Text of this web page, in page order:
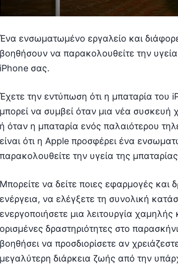
Ένα ενσωματωμένο εργαλείο και
βοηθήσουν να παρακολουθείτε την
iPhone σας.
Έχετε την εντύπωση ότι η μπαταρία του
μπορεί να συμβεί όταν μια νέα συσκευή
ή όταν η μπαταρία ενός παλαιότερου
είναι ότι η Apple προσφέρει ένα
παρακολουθείτε την υγεία της
Μπορείτε να δείτε ποιες εφαρμογές
ενέργεια, να ελέγξετε τη συνολική
ενεργοποιήσετε μια λειτουργία
ορισμένες δραστηριότητες στο
βοηθήσει να προσδιορίσετε αν
μεγαλύτερη διάρκεια ζωής από την